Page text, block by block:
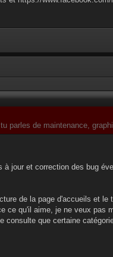
parles de maintenance,
jour et correction des bug
de la page d'accueils et le
ce qu'il aime, je ne veux pas
consulte que certaine